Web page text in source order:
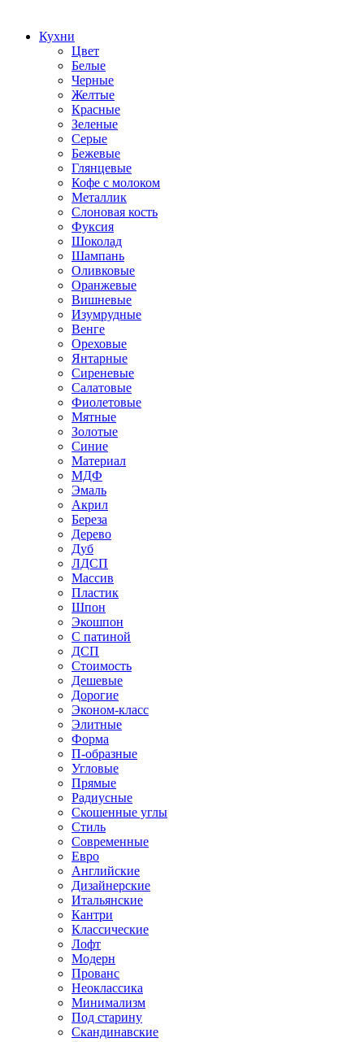
Кухни
Цвет
Белые
Черные
Желтые
Красные
Зеленые
Серые
Бежевые
Глянцевые
Кофе с молоком
Металлик
Слоновая кость
Фуксия
Шоколад
Шампань
Оливковые
Оранжевые
Вишневые
Изумрудные
Венге
Ореховые
Янтарные
Сиреневые
Салатовые
Фиолетовые
Мятные
Золотые
Синие
Материал
МДФ
Эмаль
Акрил
Береза
Дерево
Дуб
ЛДСП
Массив
Пластик
Шпон
Экошпон
С патиной
ДСП
Стоимость
Дешевые
Дорогие
Эконом-класс
Элитные
Форма
П-образные
Угловые
Прямые
Радиусные
Скошенные углы
Стиль
Современные
Евро
Английские
Дизайнерские
Итальянские
Кантри
Классические
Лофт
Модерн
Прованс
Неоклассика
Минимализм
Под старину
Скандинавские